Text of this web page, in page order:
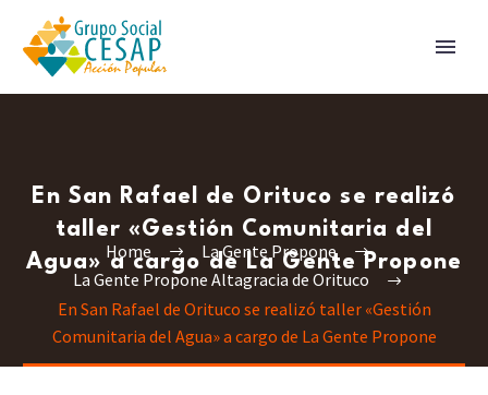
En San Rafael de Orituco se realizó
taller «Gestión Comunitaria del
Agua» a cargo de La Gente Propone
Home
La Gente Propone
La Gente Propone Altagracia de Orituco
En San Rafael de Orituco se realizó taller «Gestión
Comunitaria del Agua» a cargo de La Gente Propone